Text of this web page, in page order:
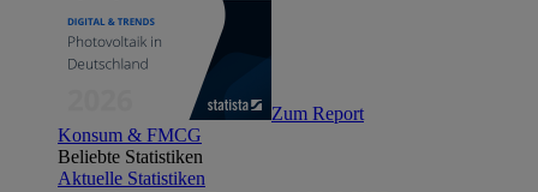
Zum Report
Konsum & FMCG
Beliebte Statistiken
Aktuelle Statistiken